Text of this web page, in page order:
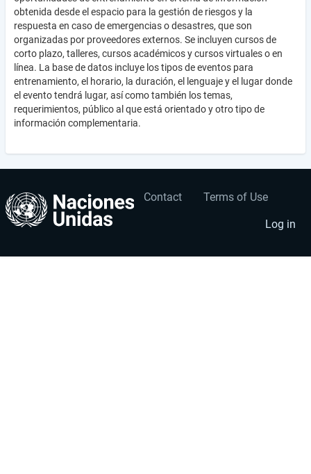
obtenida desde el espacio para la gestión de riesgos y la
respuesta en caso de emergencias o desastres, que son
organizadas por proveedores externos. Se incluyen cursos de
corto plazo, talleres, cursos académicos y cursos virtuales o en
línea. La base de datos incluye los tipos de eventos para
entrenamiento, el horario, la duración, el lenguaje y el lugar donde
el evento tendrá lugar, así como también los temas,
requerimientos, público al que está orientado y otro tipo de
información complementaria.
Footer
Contact Terms of Use
User
account
menu
Log in